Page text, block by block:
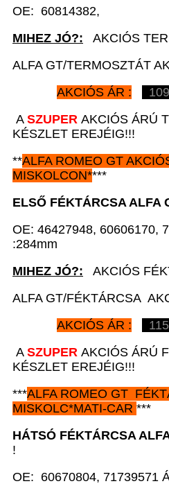
OE: 60814382,
MIHEZ JÓ?: AKCIÓS
ALFA GT/TERMOSZTÁT
AKCIÓS ÁR :
A SZUPER AKCIÓS ÁRÚ
KÉSZLET EREJÉIG!!!
**ALFA ROMEO GT
MISKOLCON****
ELSŐ FÉKTÁRCSAALFA
OE: 46427948, 60606170,
:284mm
MIHEZ JÓ?: AKCIÓS
ALFA GT/FÉKTÁRCSA
AKCIÓS ÁR :
A SZUPER AKCIÓS ÁRÚ
KÉSZLET EREJÉIG!!!
***ALFA ROMEO GT
MISKOLC*MATI-CAR ***
HÁTSÓ FÉKTÁRCSA
!
OE: 60670804, 71739571